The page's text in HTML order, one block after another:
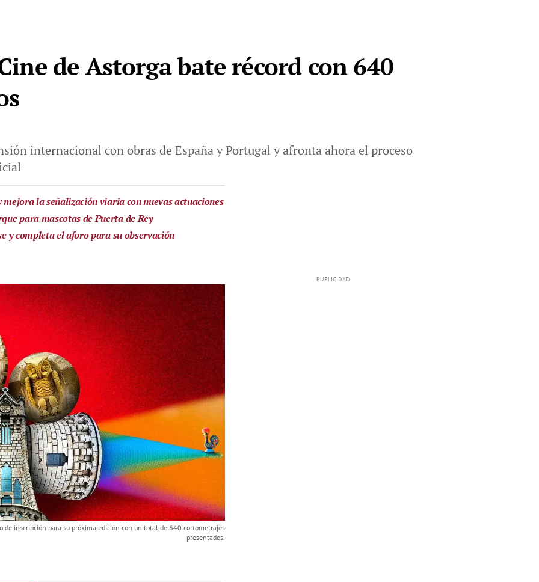
de Astorga bate récord con 640
internacional con obras de España y Portugal y afronta ahora el proceso
la señalización viaria con nuevas actuaciones
para mascotas de Puerta de Rey
y completa el aforo para su observación
de inscripción para su próxima edición con un total de 640 cortometrajes
presentados.